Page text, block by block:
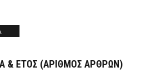
& ΕΤΟΣ (ΑΡΙΘΜΟΣ ΑΡΘΡΩΝ)